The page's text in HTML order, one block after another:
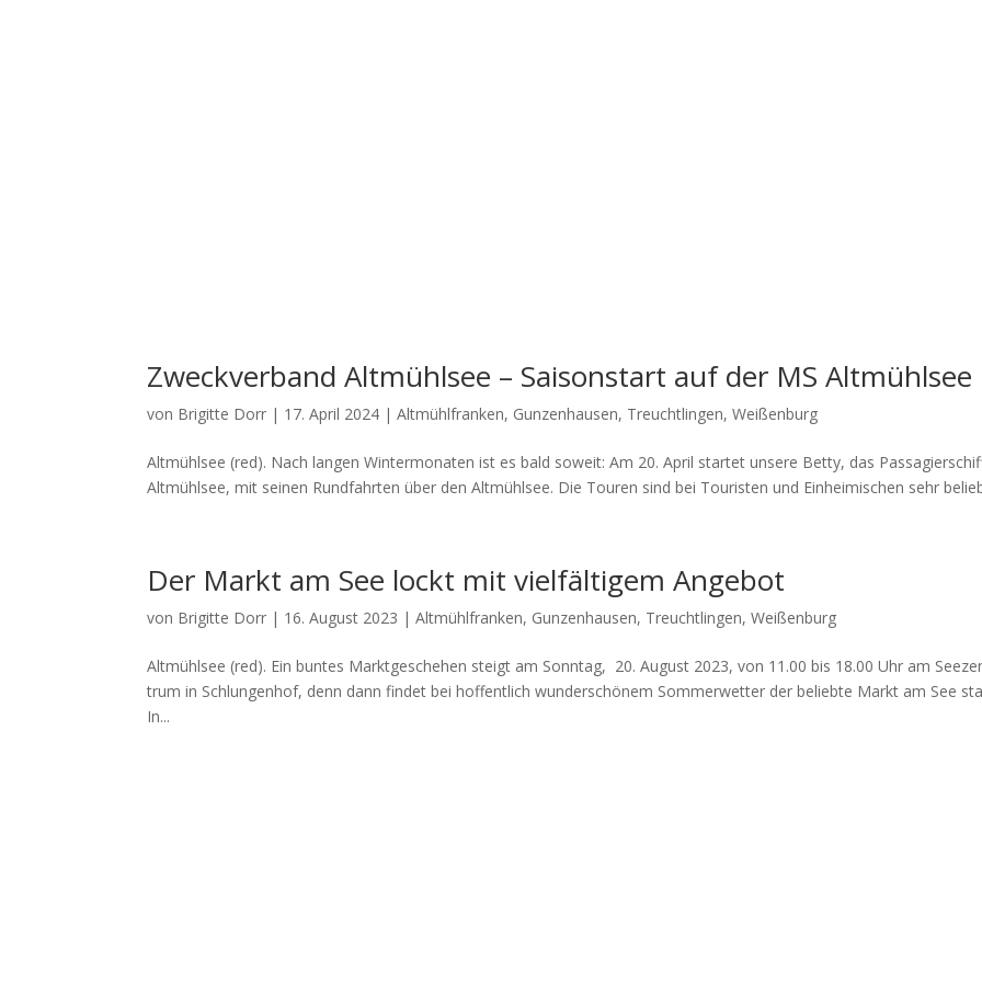
Zweckverband Altmühlsee – Saisonstart auf der MS Altmühlsee
von Brigitte Dorr | 17. April 2024 |Altmühlfranken, Gunzenhausen, Treuchtlingen,Weißenburg
Alt­mühl­see (red). Nach lan­gen Win­ter­mo­na­ten ist es bald soweit: Am 20. April star­tet unse­re Bet­ty, das
Alt­mühl­see, mit sei­nen Rund­fahr­ten über den Alt­mühl­see. Die Tou­ren sind bei Tou­ris­ten und Ein­hei­mi­schen sehr
Der Markt am See lockt mit vielfältigem Angebot
von Brigitte Dorr | 16. August 2023 |Altmühlfranken, Gunzenhausen, Treuchtlingen,Weißenburg
Alt­mühl­see (red). Ein bun­tes Markt­ge­sche­hen steigt am Sonn­tag, 20. August 2023, von 11.00 bis 18.00 Uhr am
trum in Schlun­gen­hof, denn dann fin­det bei hof­fent­lich wun­der­schö­nem Som­mer­wet­ter der belieb­te Markt am See
In...